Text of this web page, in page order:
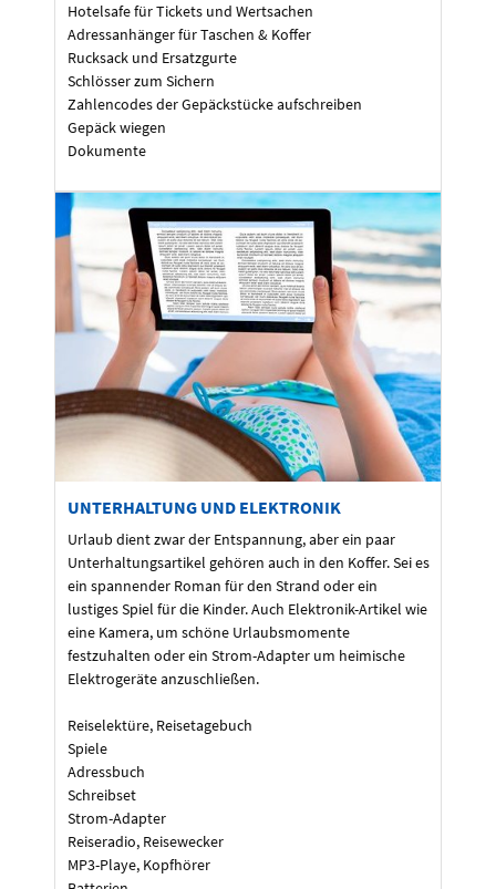
Hotelsafe für Tickets und Wertsachen
Adressanhänger für Taschen & Koffer
Rucksack und Ersatzgurte
Schlösser zum Sichern
Zahlencodes der Gepäckstücke aufschreiben
Gepäck wiegen
Dokumente
UNTERHALTUNG UND ELEKTRONIK
Urlaub dient zwar der Entspannung, aber ein paar
Unterhaltungsartikel gehören auch in den Koffer. Sei es
ein spannender Roman für den Strand oder ein
lustiges Spiel für die Kinder. Auch Elektronik-Artikel wie
eine Kamera, um schöne Urlaubsmomente
festzuhalten oder ein Strom-Adapter um heimische
Elektrogeräte anzuschließen.
Reiselektüre, Reisetagebuch
Spiele
Adressbuch
Schreibset
Strom-Adapter
Reiseradio, Reisewecker
MP3-Playe, Kopfhörer